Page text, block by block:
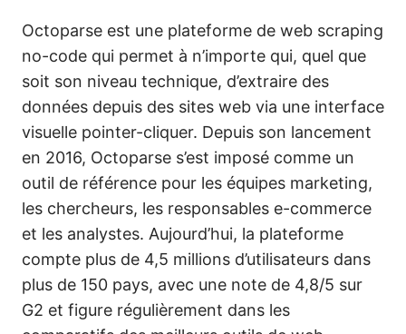
Octoparse est une plateforme de web scraping
no-code qui permet à n’importe qui, quel que
soit son niveau technique, d’extraire des
données depuis des sites web via une interface
visuelle pointer-cliquer. Depuis son lancement
en 2016, Octoparse s’est imposé comme un
outil de référence pour les équipes marketing,
les chercheurs, les responsables e-commerce
et les analystes. Aujourd’hui, la plateforme
compte plus de 4,5 millions d’utilisateurs dans
plus de 150 pays, avec une note de 4,8/5 sur
G2 et figure régulièrement dans les